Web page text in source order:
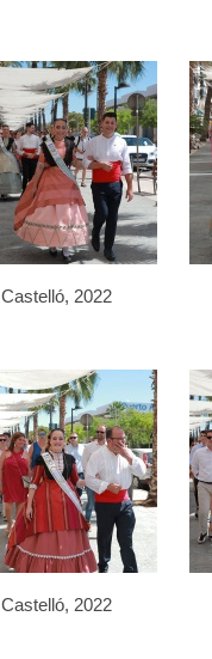
Castelló, 2022
Castelló, 2022